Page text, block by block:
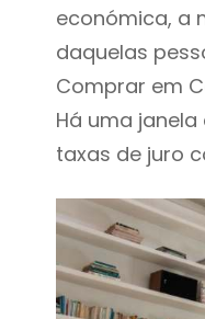
económica, a
daquelas
Comprar em
Há uma
taxas de juro